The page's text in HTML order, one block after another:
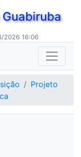
2026 16:06
Projeto